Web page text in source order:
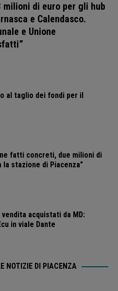
milioni di euro per gli hub
e Calendasco.
e Unione
al taglio dei fondi per il
fatti concreti, due milioni di
stazione di Piacenza”
acquistati da MD:
in viale Dante
NOTIZIE DI PIACENZA